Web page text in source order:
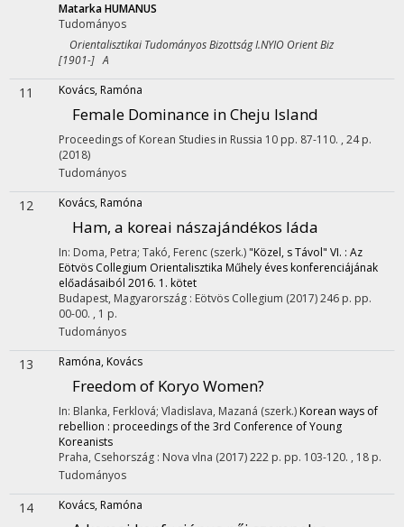
MatarkaHUMANUS
Tudományos
Orientalisztikai Tudományos Bizottság I.NYIO Orient Biz
[1901-] A
11 Kovács, Ramóna
Female Dominance in Cheju Island
Proceedings of Korean Studies in Russia 10 pp. 87-110. , 24 p.
(2018)
Tudományos
12 Kovács, Ramóna
Ham, a koreai nászajándékos láda
In: Doma, Petra; Takó, Ferenc (szerk.) "Közel, s Távol" VI. : Az
Eötvös Collegium Orientalisztika Műhely éves konferenciájának
előadásaiból 2016. 1. kötet
Budapest, Magyarország : Eötvös Collegium (2017)246 p. pp.
00-00. , 1 p.
Tudományos
13 Ramóna, Kovács
Freedom of Koryo Women?
In: Blanka, Ferklová; Vladislava, Mazaná (szerk.) Korean ways of
rebellion : proceedings of the 3rd Conference of Young
Koreanists
Praha, Csehország : Nova vlna (2017)222 p. pp. 103-120. , 18 p.
Tudományos
14 Kovács, Ramóna